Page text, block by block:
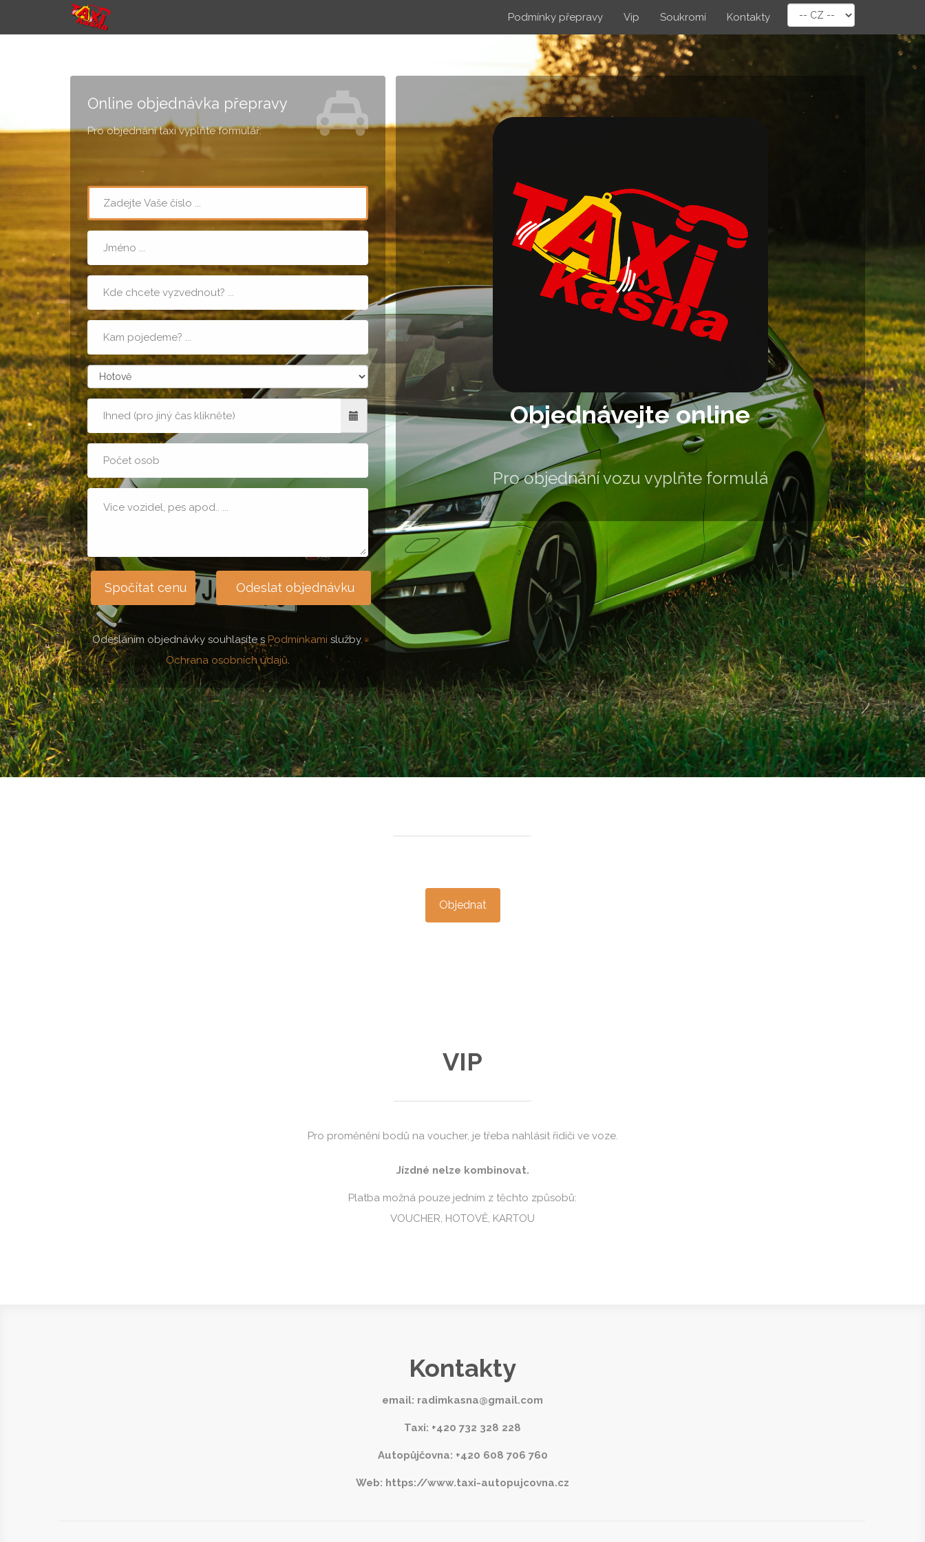
Podmínky přepravy Vip Soukromí Kontakty
Online objednávka přepravy
Pro objednání taxi vyplňte formulář:
nástupu
adresa
zpusobPlatby
Kdy
Počet
osob
Poznámka
Spočítat cenu Odeslat objednávku
Odesláním objednávky souhlasíte s Podmínkami služby.
Ochrana osobních údajů.
Objednávejte online
Pro objednání vozu vyplňte formulář.
Povinné údaje j
Objednat
VIP
Pro proměnění bodů na voucher, je třeba nahlásit řidiči ve voze.
Jízdné nelze kombinovat.
Platba možná pouze jedním z těchto způsobů:
VOUCHER, HOTOVĚ, KARTOU
Kontakty
email: radimkasna@gmail.com
Taxi: +420 732 328 228
Autopůjčovna: +420 608 706 760
Web: https://www.taxi-autopujcovna.cz